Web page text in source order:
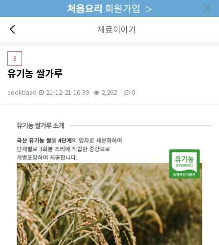
재료이야기
유기농 쌀가루
cookbase 21-12-21 16:39 2,262 0